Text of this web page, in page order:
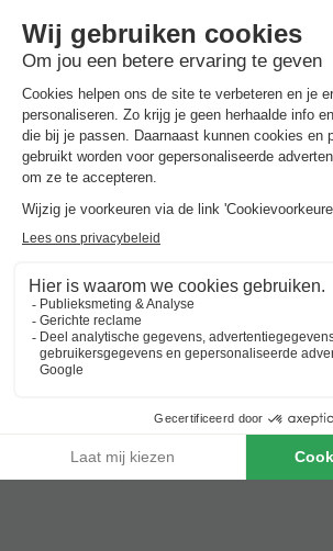
Europe Tents Camping Begur
Spanje-Catalonië -Girona
Beste aanbieding
Vakantieparken met
Beste aanbieding
Spanje-Catalonië-Girona